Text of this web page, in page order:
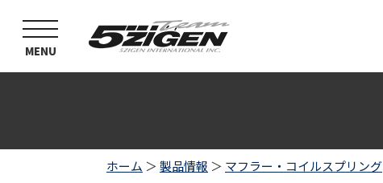
toggle
navigation
MENU
ホーム ＞製品情報 ＞ マフラー・コイルスプリング